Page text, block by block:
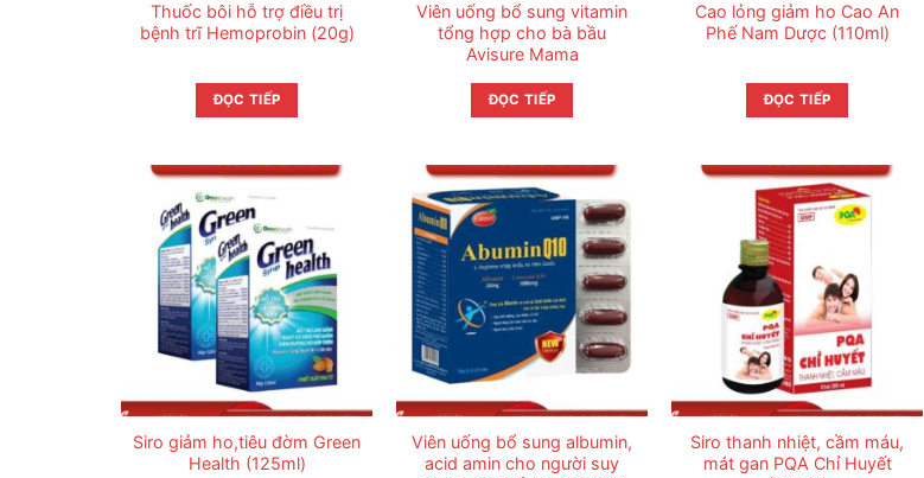
Thuốc bôi hỗ trợ điều trị
bệnh trĩ Hemoprobin (20g)
ĐỌC TIẾP
Viên uống bổ sung vitamin
tổng hợp cho bà bầu
Avisure Mama
ĐỌC TIẾP
Cao lỏng giảm ho Cao An
Phế Nam Dược (110ml)
ĐỌC TIẾP
Siro giảm ho,tiêu đờm Green
Health (125ml)
Viên uống bổ sung albumin,
acid amin cho người suy
Siro thanh nhiệt, cầm máu,
mát gan PQA Chỉ Huyết